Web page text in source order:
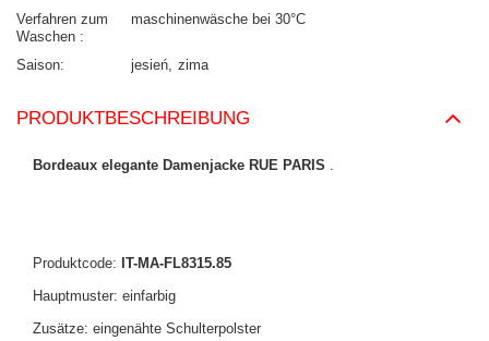
Verfahren zum
Waschen
maschinenwäsche bei 30°C
Saison jesień zima
PRODUKTBESCHREIBUNG
Bordeaux elegante Damenjacke RUE PARIS
Produktcode: IT-MA-FL8315.85
Hauptmuster: einfarbig
Zusätze: eingenähte Schulterpolster